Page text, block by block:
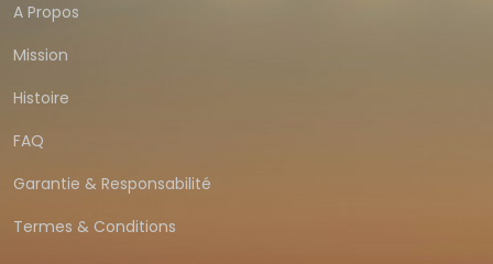
A Propos
Mission
Histoire
FAQ
Garantie & Responsabilité
Termes & Conditions